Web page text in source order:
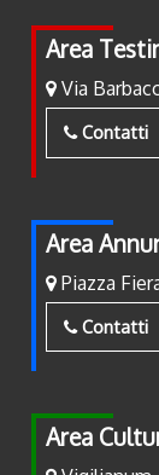
Area
Via
Contatti
Area
Piazza
Contatti
Area